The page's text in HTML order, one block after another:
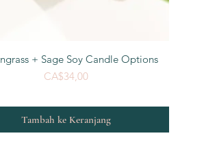
Tampilan Cepat
+ Sage Soy Candle Options
Harga
CA$34,00
Tambah ke Keranjang